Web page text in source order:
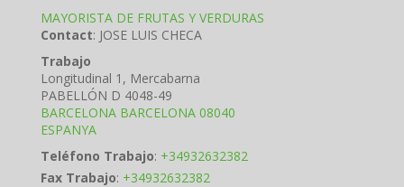
MAYORISTA DE FRUTAS Y VERDURAS
Contact: JOSE LUIS CHECA
Trabajo
Longitudinal 1, Mercabarna
PABELLÓN D 4048-49
BARCELONA BARCELONA 08040
ESPANYA
Teléfono Trabajo: +34932632382
Fax Trabajo: +34932632382